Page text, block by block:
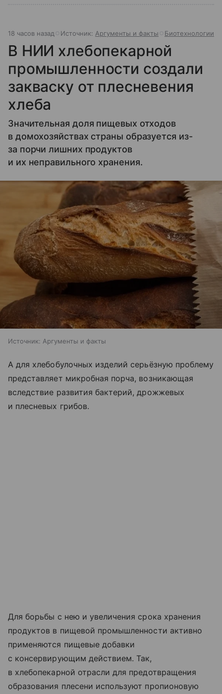
18 часов назад Источник: Аргументы и факты Биотехнологии
В НИИ хлебопекарной
промышленности создали
закваску от плесневения
хлеба
Значительная доля пищевых отходов
в домохозяйствах страны образуется из-
за порчи лишних продуктов
и их неправильного хранения.
Источник: Аргументы и факты
А для хлебобулочных изделий серьёзную проблему
представляет микробная порча, возникающая
вследствие развития бактерий, дрожжевых
и плесневых грибов.
Для борьбы с нею и увеличения срока хранения
продуктов в пищевой промышленности активно
применяются пищевые добавки
с консервирующим действием. Так,
в хлебопекарной отрасли для предотвращения
образования плесени используют пропионовую